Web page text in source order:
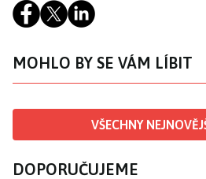
MOHLO BY SE VÁM LÍBIT
VŠECHNY
DOPORUČUJEME